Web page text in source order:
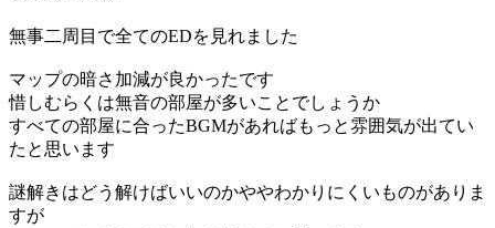
無事二周目で全てのEDを見れました
マップの暗さ加減が良かったです
惜しむらくは無音の部屋が多いことでしょうか
すべての部屋に合ったBGMがあればもっと雰囲気が出てい
たと思います
謎解きはどう解けばいいのかややわかりにくいものがありま
すが